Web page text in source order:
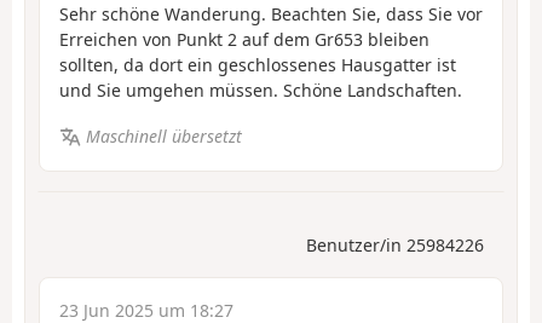
Sehr schöne Wanderung. Beachten Sie, dass Sie vor
Erreichen von Punkt 2 auf dem Gr653 bleiben
sollten, da dort ein geschlossenes Hausgatter ist
und Sie umgehen müssen. Schöne Landschaften.
Maschinell übersetzt
Benutzer/in 25984226
23 Jun 2025 um 18:27